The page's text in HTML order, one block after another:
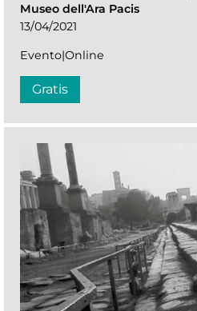
Museo dell'Ara Pacis
13/04/2021
Evento|Online
Gratis